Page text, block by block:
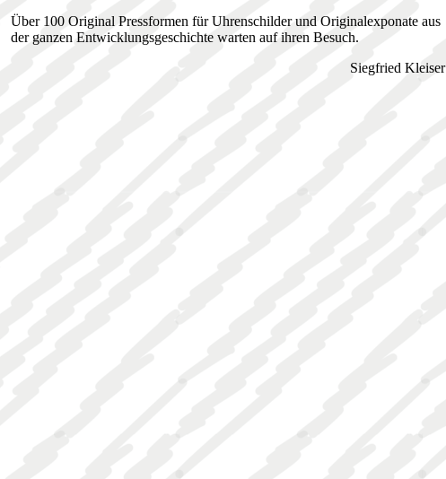
Über 100 Original Pressformen für Uhrenschilder und Originalexponate aus
der ganzen Entwicklungsgeschichte warten auf ihren Besuch.
Siegfried Kleiser